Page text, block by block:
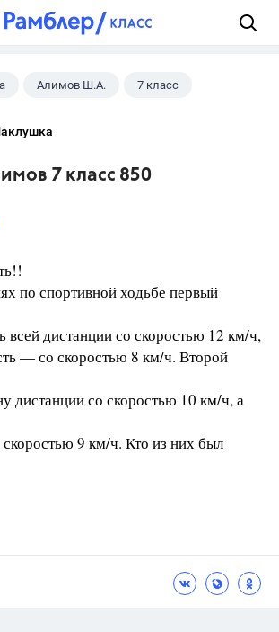
Алимов Ш.А. 7 класс
7 класс 850
по спортивной ходьбе первый
всей дистанции со скоростью 12 км/ч,
— со скоростью 8 км/ч. Второй
дистанции со скоростью 10 км/ч, а
9 км/ч. Кто из них был